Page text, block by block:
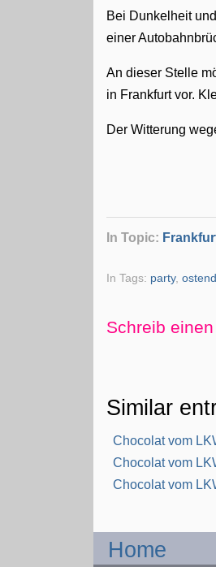
Bei Dunkelheit
einer
An dieser Stelle
in Frankfurt vor.
Der Witterung
In Topic:
In Tags: party,ostend
Schreib
Similar
Chocolat vom
Chocolat vom
Chocolat vom
Home